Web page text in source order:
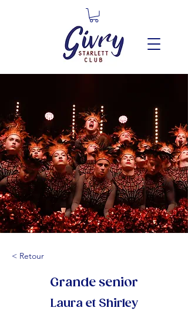
< Retour
Grande senior
Laura et Shirley